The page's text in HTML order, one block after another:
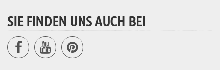
SIE FINDEN UNS AUCH BEI